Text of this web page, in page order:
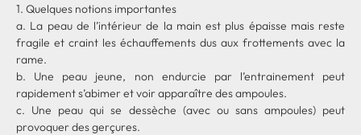
1. Quelques notions importantes
a. La peau de l’intérieur de la main est plus épaisse mais reste
fragile et craint les échauffements dus aux frottements avec la
rame.
b. Une peau jeune, non endurcie par l’entrainement peut
rapidement s’abimer et voir apparaître des ampoules.
c. Une peau qui se dessèche (avec ou sans ampoules) peut
provoquer des gerçures.